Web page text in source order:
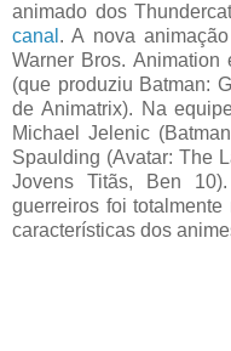
animado dos
canal . A nova
Warner Bros. Animation
(que produziu Batman:
de Animatrix). Na
Michael Jelenic
Spaulding (Avatar: The
Jovens Titãs, Ben
guerreiros foi
características dos